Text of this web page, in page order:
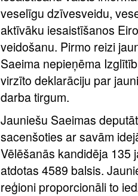
veselīgu dzīvesveidu,
aktīvāku iesaistīšanos
veidošanu. Pirmo reizi
Saeima nepieņēma
virzīto deklarāciju par
darba tirgum.
Jauniešu Saeimas
sacenšoties ar savām
Vēlēšanās kandidēja 135
atdotas 4589 balsis.
reģioni proporcionāli to